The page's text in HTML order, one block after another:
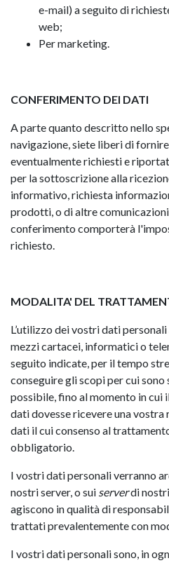
e-mail) a seguito di
web;
Per marketing.
CONFERIMENTO DEI DATI
A parte quanto descritto nello
navigazione, siete liberi di
eventualmente richiesti e
per la sottoscrizione alla
informativo, richiesta
prodotti, o di altre
conferimento comporterà
richiesto.
MODALITA' DEL
L’utilizzo dei vostri dati
mezzi cartacei, informatici o
seguito indicate, per il tempo
conseguire gli scopi per cui
possibile, fino al momento in
dati dovesse ricevere una
dati il cui consenso al
obbligatorio.
I vostri dati personali verranno
nostri server, o sui serverdi
agiscono in qualità di
trattati prevalentemente con
I vostri dati personali sono, in